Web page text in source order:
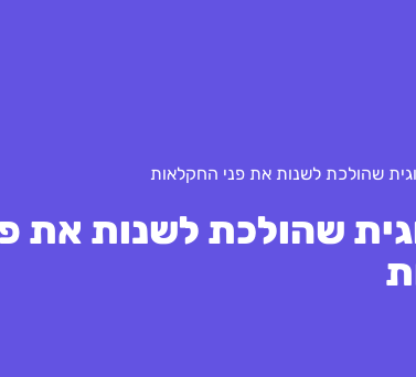
שהולכת לשנות את פני החקלאות
שהולכת לשנות את